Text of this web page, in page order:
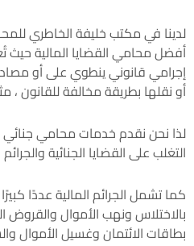
لدينا في مكتب خليفة الخاطري
أفضل محامي القضايا المالية حيث
إجرامي قانوني ينطوي على أو
أو نقلها بطريقة مخالفة للقانون ،
لذا نحن نقدم خدمات محامي
التغلب على القضايا الجنائية والجرائم
كما تشمل الجرائم المالية عددًا
بالاختلاس ونهب الأموال والقروض
بطاقات الائتمان وغسيل الأموال